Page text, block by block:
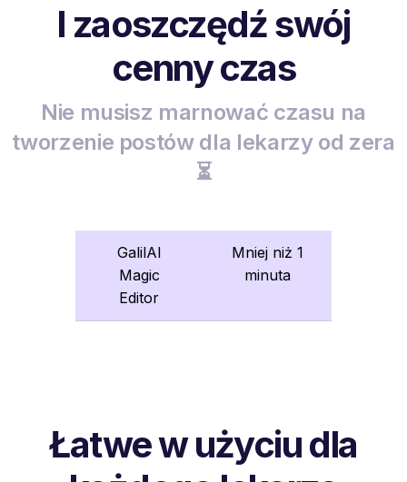
I zaoszczędź swój
cenny czas
Nie musisz marnować czasu na
tworzenie postów dla lekarzy od zera
⏳
GalilAI
Magic
Editor
Mniej niż 1
minuta
Łatwe w użyciu dla